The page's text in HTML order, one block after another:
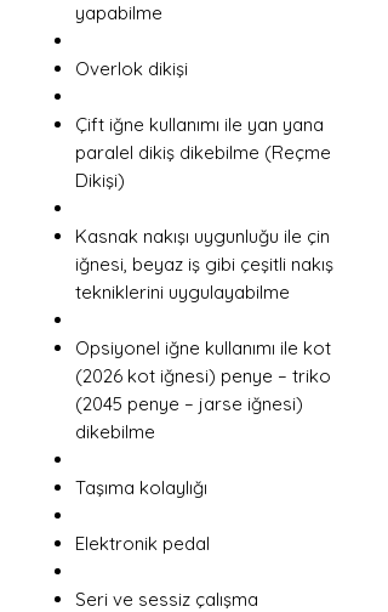
yapabilme
Overlok dikişi
Çift iğne kullanımı ile yan yana
paralel dikiş dikebilme (Reçme
Dikişi)
Kasnak nakışı uygunluğu ile çin
iğnesi, beyaz iş gibi çeşitli nakış
tekniklerini uygulayabilme
Opsiyonel iğne kullanımı ile kot
(2026 kot iğnesi) penye – triko
(2045 penye – jarse iğnesi)
dikebilme
Taşıma kolaylığı
Elektronik pedal
Seri ve sessiz çalışma